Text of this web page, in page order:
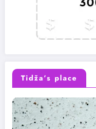
Tidža’s place